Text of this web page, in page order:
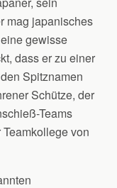
mag japanisches
gewisse
dass er zu einer
Spitznamen
Schütze, der
Teams
von